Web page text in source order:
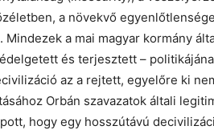
a növekvő
Mindezek a mai magyar kormány
és terjesztett –
az a rejtett, egyelőre ki
Orbán szavazatok általi
hogy egy hosszútávú